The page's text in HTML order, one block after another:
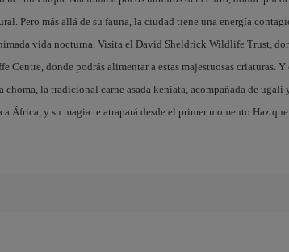
Pero más allá de su fauna, la ciudad tiene una energía
vida nocturna. Visita el David Sheldrick Wildlife Trust,
Centre, donde podrás alimentar a estas majestuosas criaturas.
choma, la tradicional carne asada keniata, acompañada de ugali
África, y su magia te atrapará desde el primer momento.Haz